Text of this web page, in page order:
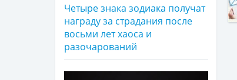
Четыре знака зодиака получат
награду за страдания после
восьми лет хаоса и
разочарований